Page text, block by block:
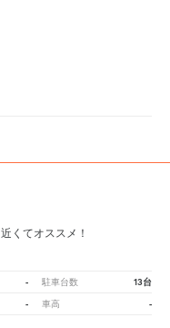
近くてオススメ！
- 駐車台数 13台
- 車高 -